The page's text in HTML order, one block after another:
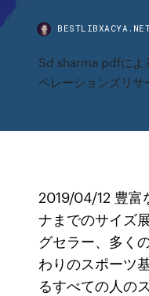
Sd sharma pdfによ
ペレーションズリサ
2019/04/12 豊富
ナまでのサイズ
グセラー、多く
わりのスポーツ
るすべての人の